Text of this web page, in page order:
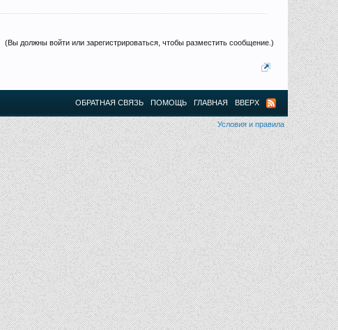
(Вы должны войти или зарегистрироваться, чтобы разместить сообщение.)
ОБРАТНАЯ СВЯЗЬ ПОМОЩЬ ГЛАВНАЯ ВВЕРХ
Условия и правила